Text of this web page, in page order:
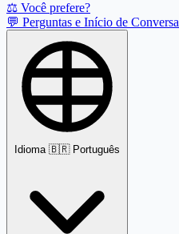
⚖️ Você prefere?
💬 Perguntas e Início de Conversa
Idioma 🇧🇷 Português